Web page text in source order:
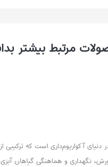
مرتبط بیشتر
دنیای آکواریوم‌داری است که
نگهداری و هماهنگی گیاهان